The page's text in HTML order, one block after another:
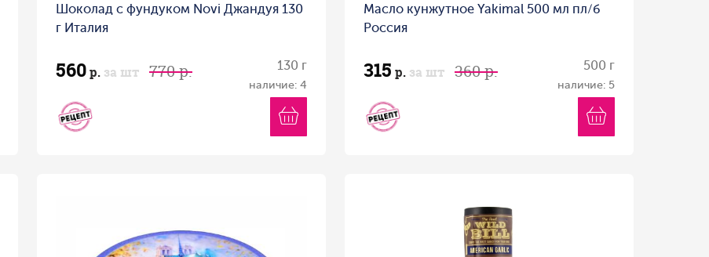
Шоколад с фундуком Novi Джандуя 130
г Италия
560р. за шт 770 р. 130 г
наличие: 4
Масло кунжутное Yakimal 500 мл пл/б
Россия
315 р. за шт 360 р. 500 г
наличие: 5